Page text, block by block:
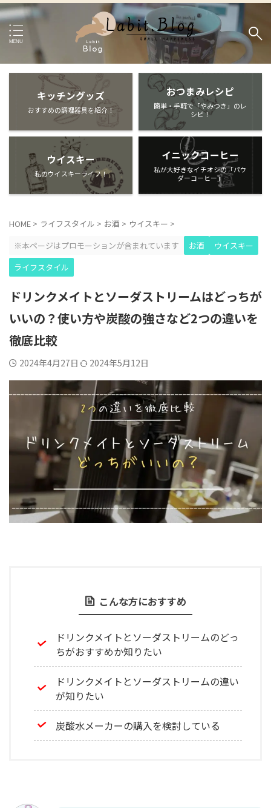
キッチングッズ
おすすめの調理器具を紹介！
おつまみレシピ
簡単・手軽で「やみつき」のレ
シピ！
ウイスキー
私のウイスキーライフ！
イニックコーヒー
私が大好きなイチオシの「パウ
ダーコーヒー」
HOME > ライフスタイル > お酒 > ウイスキー >
※本ページはプロモーションが含まれています
お酒
ウイスキー
ライフスタイル
ドリンクメイトとソーダストリームはどっちが
いいの？使い方や炭酸の強さなど2つの違いを
徹底比較
2024年4月27日 2024年5月12日
こんな方におすすめ
ドリンクメイトとソーダストリームのどっ
ちがおすすめか知りたい
ドリンクメイトとソーダストリームの違い
が知りたい
炭酸水メーカーの購入を検討している